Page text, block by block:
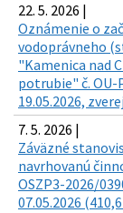
22. 5. 2026 |
Oznámenie o
vodoprávneho
"Kamenica nad
potrubie" č. OU-
19.05.2026,
7. 5. 2026 |
Záväzné
navrhovanú
OSZP3-2026/
07.05.2026